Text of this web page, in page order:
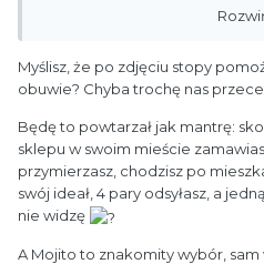
kołomyję związaną z butami.
wiem co?
poleci w jakich najlepiej się
wałkowany tysiące razy na
nie udało dojść z jakimi butami
Myślisz, że po zdjęciu stopy
obuwie? Chyba trochę nas
Będę to powtarzał jak mantrę:
sklepu w swoim mieście
przymierzasz, chodzisz po
swój ideał, 4 pary odsyłasz, a
nie widzę
A Mojito to znakomity wybór, sam